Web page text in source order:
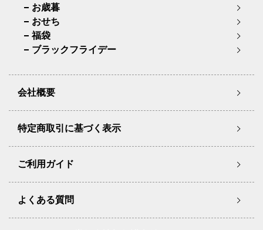
お歳暮
おせち
福袋
ブラックフライデー
会社概要
特定商取引に基づく表示
ご利用ガイド
よくある質問